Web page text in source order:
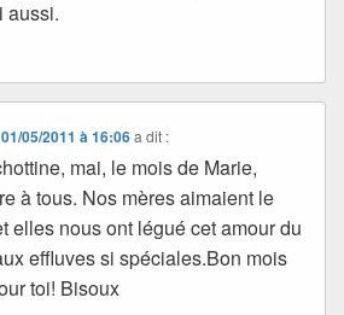
aussi.
01/05/2011 à 16:06 a dit :
mai, le mois de Marie,
à tous. Nos mères aimaient le
elles nous ont légué cet amour du
effluves si spéciales.Bon mois
toi! Bisoux